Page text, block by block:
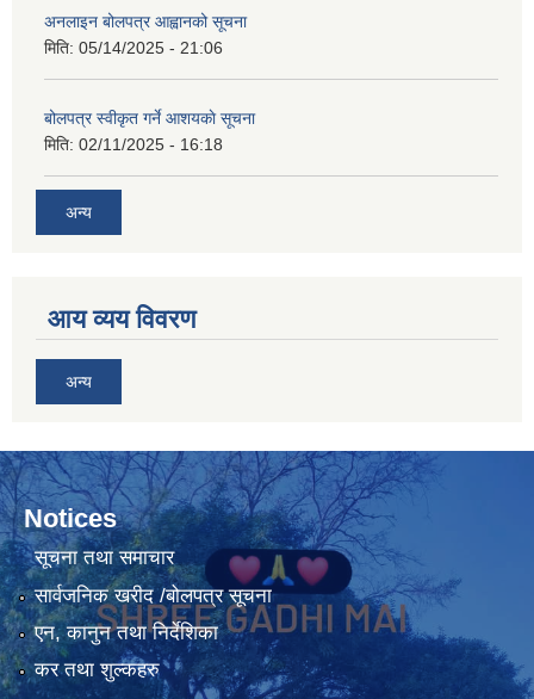
अनलाइन बोलपत्र आह्वानको सूचना
मिति: 05/14/2025 - 21:06
बोलपत्र स्वीकृत गर्ने आशयकाे सूचना
मिति: 02/11/2025 - 16:18
अन्य
आय व्यय विवरण
अन्य
Notices
सूचना तथा समाचार
सार्वजनिक खरीद /बोलपत्र सूचना
एन, कानुन तथा निर्देशिका
कर तथा शुल्कहरु